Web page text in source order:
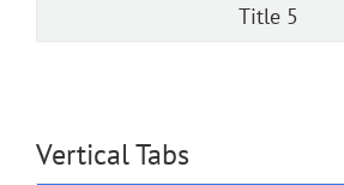
Title 5
Vertical Tabs